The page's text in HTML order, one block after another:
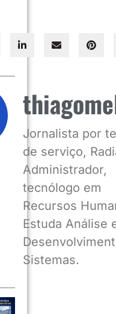
Jornalista por
de serviço,
Administrador,
tecnólogo em
Recursos
Estuda Análise
Sistemas.